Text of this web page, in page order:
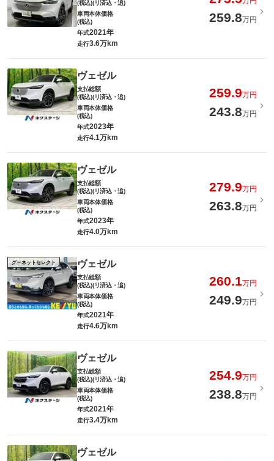
(税込)(リ済込・追)
車両本体価格
(税込)
259.8万円
年式2021年
走行3.6万km
ヴェゼル
支払総額
(税込)(リ済込・追)
259.9万円
車両本体価格
(税込)
243.8万円
年式2023年
走行4.1万km
ヴェゼル
支払総額
(税込)(リ済込・追)
279.9万円
車両本体価格
(税込)
263.8万円
年式2023年
走行4.0万km
グーネットセレクト ヴェゼル
支払総額
(税込)(リ済込・追)
260.1万円
車両本体価格
(税込)
249.9万円
年式2021年
走行4.6万km
ヴェゼル
支払総額
(税込)(リ済込・追)
254.9万円
車両本体価格
(税込)
238.8万円
年式2021年
走行3.4万km
ヴェゼル